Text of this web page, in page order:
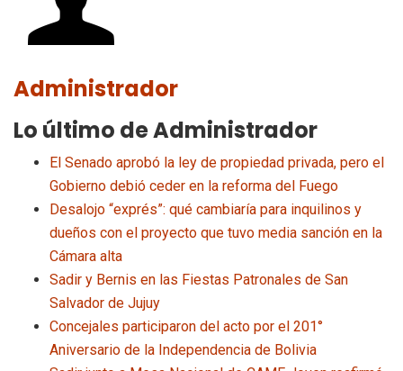
Administrador
Lo último de Administrador
El Senado aprobó la ley de propiedad privada, pero el
Gobierno debió ceder en la reforma del Fuego
Desalojo “exprés”: qué cambiaría para inquilinos y
dueños con el proyecto que tuvo media sanción en la
Cámara alta
Sadir y Bernis en las Fiestas Patronales de San
Salvador de Jujuy
Concejales participaron del acto por el 201°
Aniversario de la Independencia de Bolivia